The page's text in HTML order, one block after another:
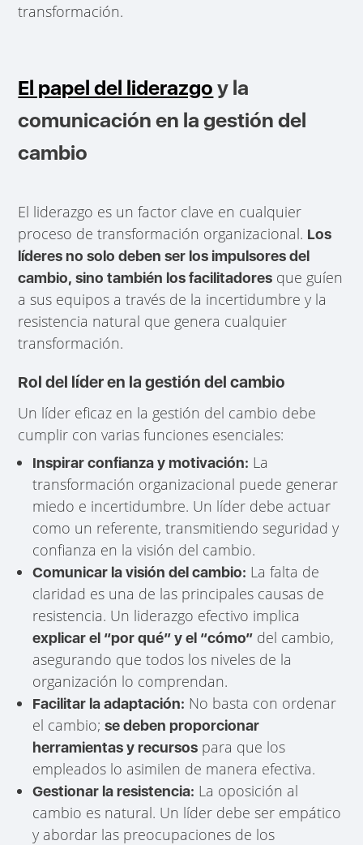
transformación.
El papel del liderazgo y la
comunicación en la gestión del
cambio
El liderazgo es un factor clave en cualquier
proceso de transformación organizacional. Los
líderes no solo deben ser los impulsores del
cambio, sino también los facilitadores que guíen
a sus equipos a través de la incertidumbre y la
resistencia natural que genera cualquier
transformación.
Rol del líder en la gestión del cambio
Un líder eficaz en la gestión del cambio debe
cumplir con varias funciones esenciales:
Inspirar confianza y motivación: La
transformación organizacional puede generar
miedo e incertidumbre. Un líder debe actuar
como un referente, transmitiendo seguridad y
confianza en la visión del cambio.
Comunicar la visión del cambio: La falta de
claridad es una de las principales causas de
resistencia. Un liderazgo efectivo implica
explicar el “por qué” y el “cómo” del cambio,
asegurando que todos los niveles de la
organización lo comprendan.
Facilitar la adaptación: No basta con ordenar
el cambio;se deben proporcionar
herramientas y recursos para que los
empleados lo asimilen de manera efectiva.
Gestionar la resistencia: La oposición al
cambio es natural. Un líder debe ser empático
y abordar las preocupaciones de los